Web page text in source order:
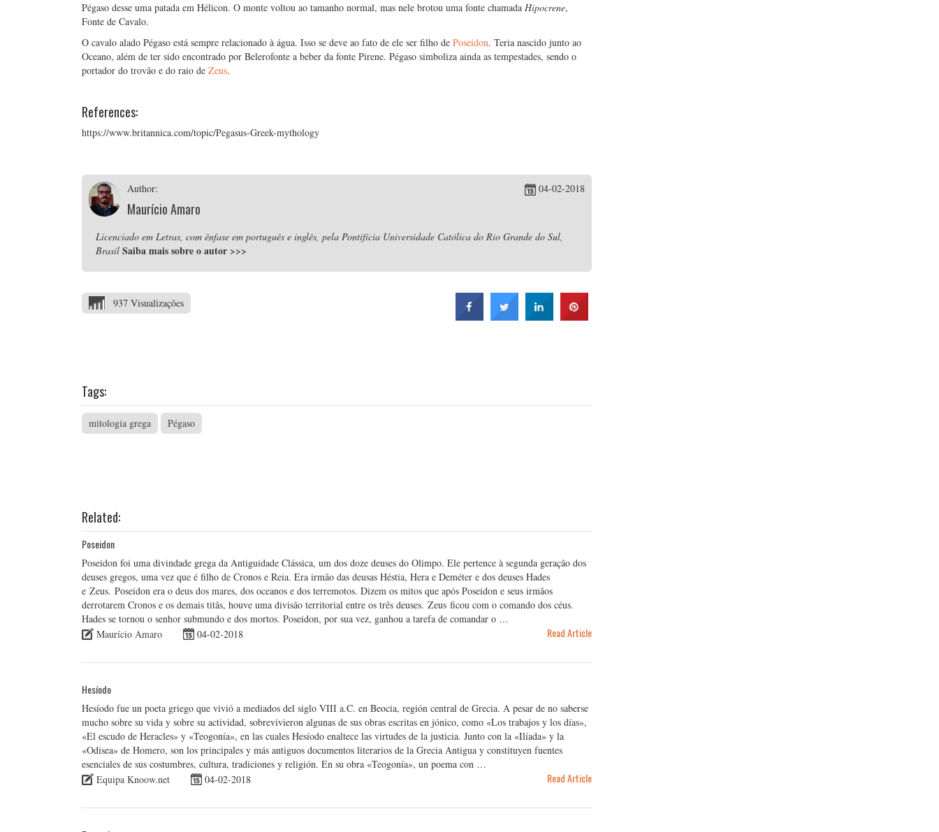
Pégaso desse uma patada em Hélicon. O monte voltou ao tamanho normal, mas nele brotou uma fonte chamada Hipocrene,
Fonte de Cavalo.
O cavalo alado Pégaso está sempre relacionado à água. Isso se deve ao fato de ele ser filho de Poseidon. Teria nascido junto ao
Oceano, além de ter sido encontrado por Belerofonte a beber da fonte Pirene. Pégaso simboliza ainda as tempestades, sendo o
portador do trovão e do raio de Zeus.
References:
https://www.britannica.com/topic/Pegasus-Greek-mythology
Author:
Maurício Amaro
04-02-2018
Licenciado em Letras, com ênfase em português e inglês, pela Pontifícia Universidade Católica do Rio Grande do Sul,
Brasil Saiba mais sobre o autor >>>
937 Visualizações
Tags:
mitologia grega Pégaso
Related:
Poseidon
Poseidon foi uma divindade grega da Antiguidade Clássica, um dos doze deuses do Olimpo. Ele pertence à segunda geração dos
deuses gregos, uma vez que é filho de Cronos e Reia. Era irmão das deusas Héstia, Hera e Deméter e dos deuses Hades
e Zeus. Poseidon era o deus dos mares, dos oceanos e dos terremotos. Dizem os mitos que após Poseidon e seus irmãos
derrotarem Cronos e os demais titãs, houve uma divisão territorial entre os três deuses. Zeus ficou com o comando dos céus.
Hades se tornou o senhor submundo e dos mortos. Poseidon, por sua vez, ganhou a tarefa de comandar o …
Maurício Amaro
04-02-2018 Read Article
Hesíodo
Hesíodo fue un poeta griego que vivió a mediados del siglo VIII a.C. en Beocia, región central de Grecia. A pesar de no saberse
mucho sobre su vida y sobre su actividad, sobrevivieron algunas de sus obras escritas en jónico, como «Los trabajos y los días»,
«El escudo de Heracles» y «Teogonía», en las cuales Hesíodo enaltece las virtudes de la justicia. Junto con la «Ilíada» y la
«Odisea» de Homero, son los principales y más antiguos documentos literarios de la Grecia Antigua y constituyen fuentes
esenciales de sus costumbres, cultura, tradiciones y religión. En su obra «Teogonía», un poema con …
Equipa Knoow.net
04-02-2018 Read Article